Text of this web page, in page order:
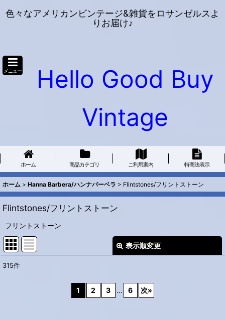
色々なアメリカンビンテージ&雑貨をロサンゼルスよ
りお届け♪
メニュー
Hello Good Buy
Vintage
ホーム 商品カテゴリ ご利用案内 特商法表示
ホーム > Hanna Barbera/ハンナバーベラ > Flintstones/フリントストーン
Flintstones/フリントストーン
フリントストーン
表示順変更
315件
1 2 3 ... 6 次»